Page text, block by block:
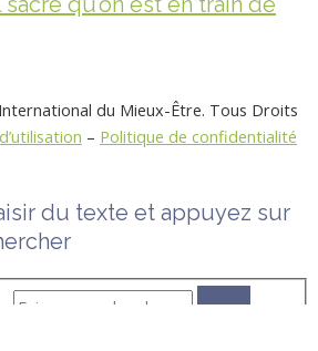
du Mieux-Être. Tous Droits
– Politique de confidentialité
du texte et appuyez sur